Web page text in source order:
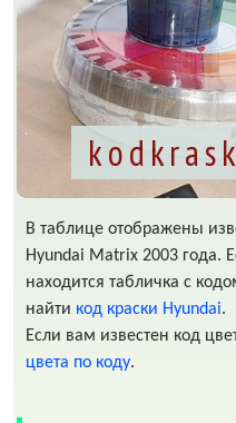
В таблице отображены
Hyundai Matrix 2003 года.
находится табличка с
найти код краски Hyundai.
Если вам известен код
цвета по коду.